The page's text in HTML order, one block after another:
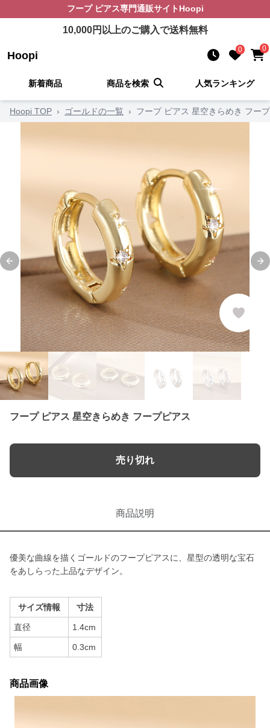
フープ ピアス専門通販サイト Hoopi
10,000円以上のご購入で送料無料
Hoopi 0 0
新着商品 商品を検索 人気ランキング
Hoopi TOP › ゴールドの一覧 › フープ ピアス 星空きらめき フー
Previous slide
フープ ピアス 星空きらめき フープピアス
売り切れ
商品説明
優美な曲線を描くゴールドのフープピアスに、星型の透明な宝石
をあしらった上品なデザイン。
サイズ情報 寸法
直径 1.4cm
幅 0.3cm
商品画像